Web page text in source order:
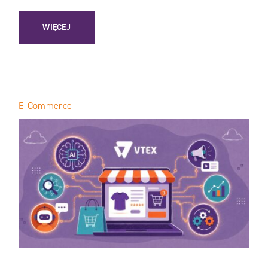
WIĘCEJ
: CŁO NA TOWARY Z CHIN: JAK TEMU, SHEIN I ALIEXPRESS
E-Commerce